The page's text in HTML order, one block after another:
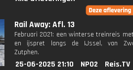
Rail Away: Afl. 13
Februari 2021: een winterse treinreis
en ijspret langs de IJssel, van
Zutphen.
25-06-2025 21:10 NPO2
Reis.TV